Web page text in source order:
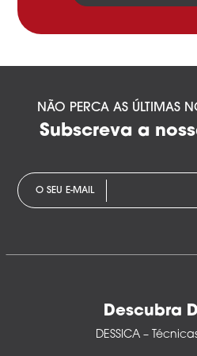
NÃO PERCA AS ÚLTIMAS
Subscreva a
O SEU E-MAIL
Descubra
DESSICA –